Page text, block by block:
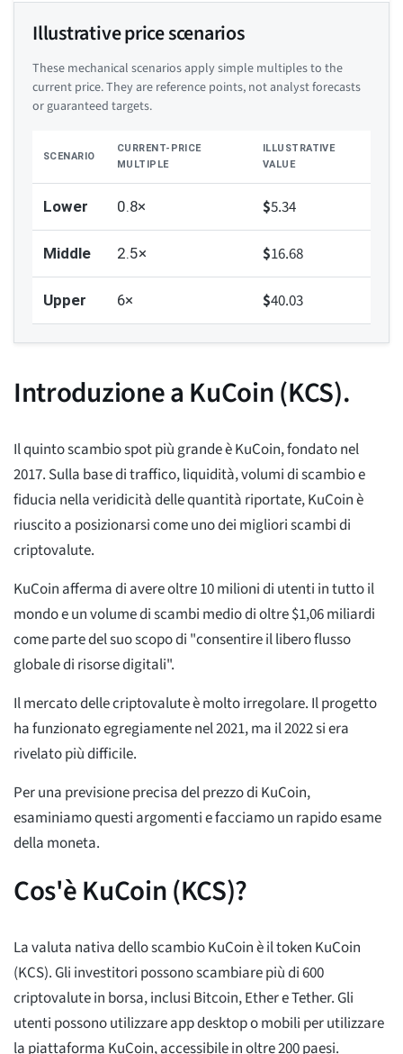
Illustrative price scenarios
These mechanical scenarios apply simple multiples to the
current price. They are reference points, not analyst forecasts
or guaranteed targets.
SCENARIO
CURRENT-PRICE
MULTIPLE
ILLUSTRATIVE
VALUE
Lower 0.8× $5.34
Middle 2.5× $16.68
Upper 6× $40.03
Introduzione a KuCoin (KCS).
Il quinto scambio spot più grande è KuCoin, fondato nel
2017. Sulla base di traffico, liquidità, volumi di scambio e
fiducia nella veridicità delle quantità riportate, KuCoin è
riuscito a posizionarsi come uno dei migliori scambi di
criptovalute.
KuCoin afferma di avere oltre 10 milioni di utenti in tutto il
mondo e un volume di scambi medio di oltre $1,06 miliardi
come parte del suo scopo di "consentire il libero flusso
globale di risorse digitali".
Il mercato delle criptovalute è molto irregolare. Il progetto
ha funzionato egregiamente nel 2021, ma il 2022 si era
rivelato più difficile.
Per una previsione precisa del prezzo di KuCoin,
esaminiamo questi argomenti e facciamo un rapido esame
della moneta.
Cos'è KuCoin (KCS)?
La valuta nativa dello scambio KuCoin è il token KuCoin
(KCS). Gli investitori possono scambiare più di 600
criptovalute in borsa, inclusi Bitcoin, Ether e Tether. Gli
utenti possono utilizzare app desktop o mobili per utilizzare
la piattaforma KuCoin, accessibile in oltre 200 paesi.